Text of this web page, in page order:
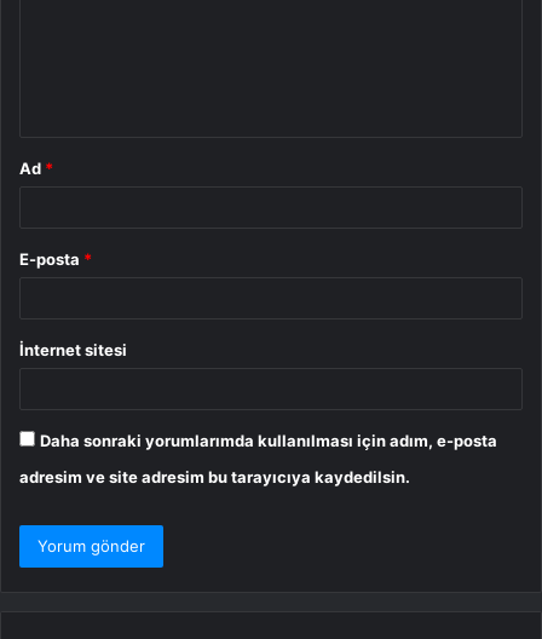
Ad *
E-posta *
İnternet sitesi
Daha sonraki yorumlarımda kullanılması için adım, e-posta
adresim ve site adresim bu tarayıcıya kaydedilsin.